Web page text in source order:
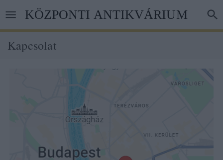
tartalomra
KÖZPONTI ANTIKVÁRIUM
Kapcsolat